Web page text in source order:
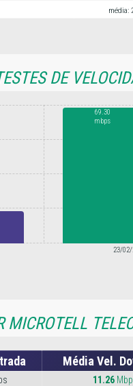
média:
DE
69.30
mbps
23/02/
MICROTELL
Média Vel.
11.26